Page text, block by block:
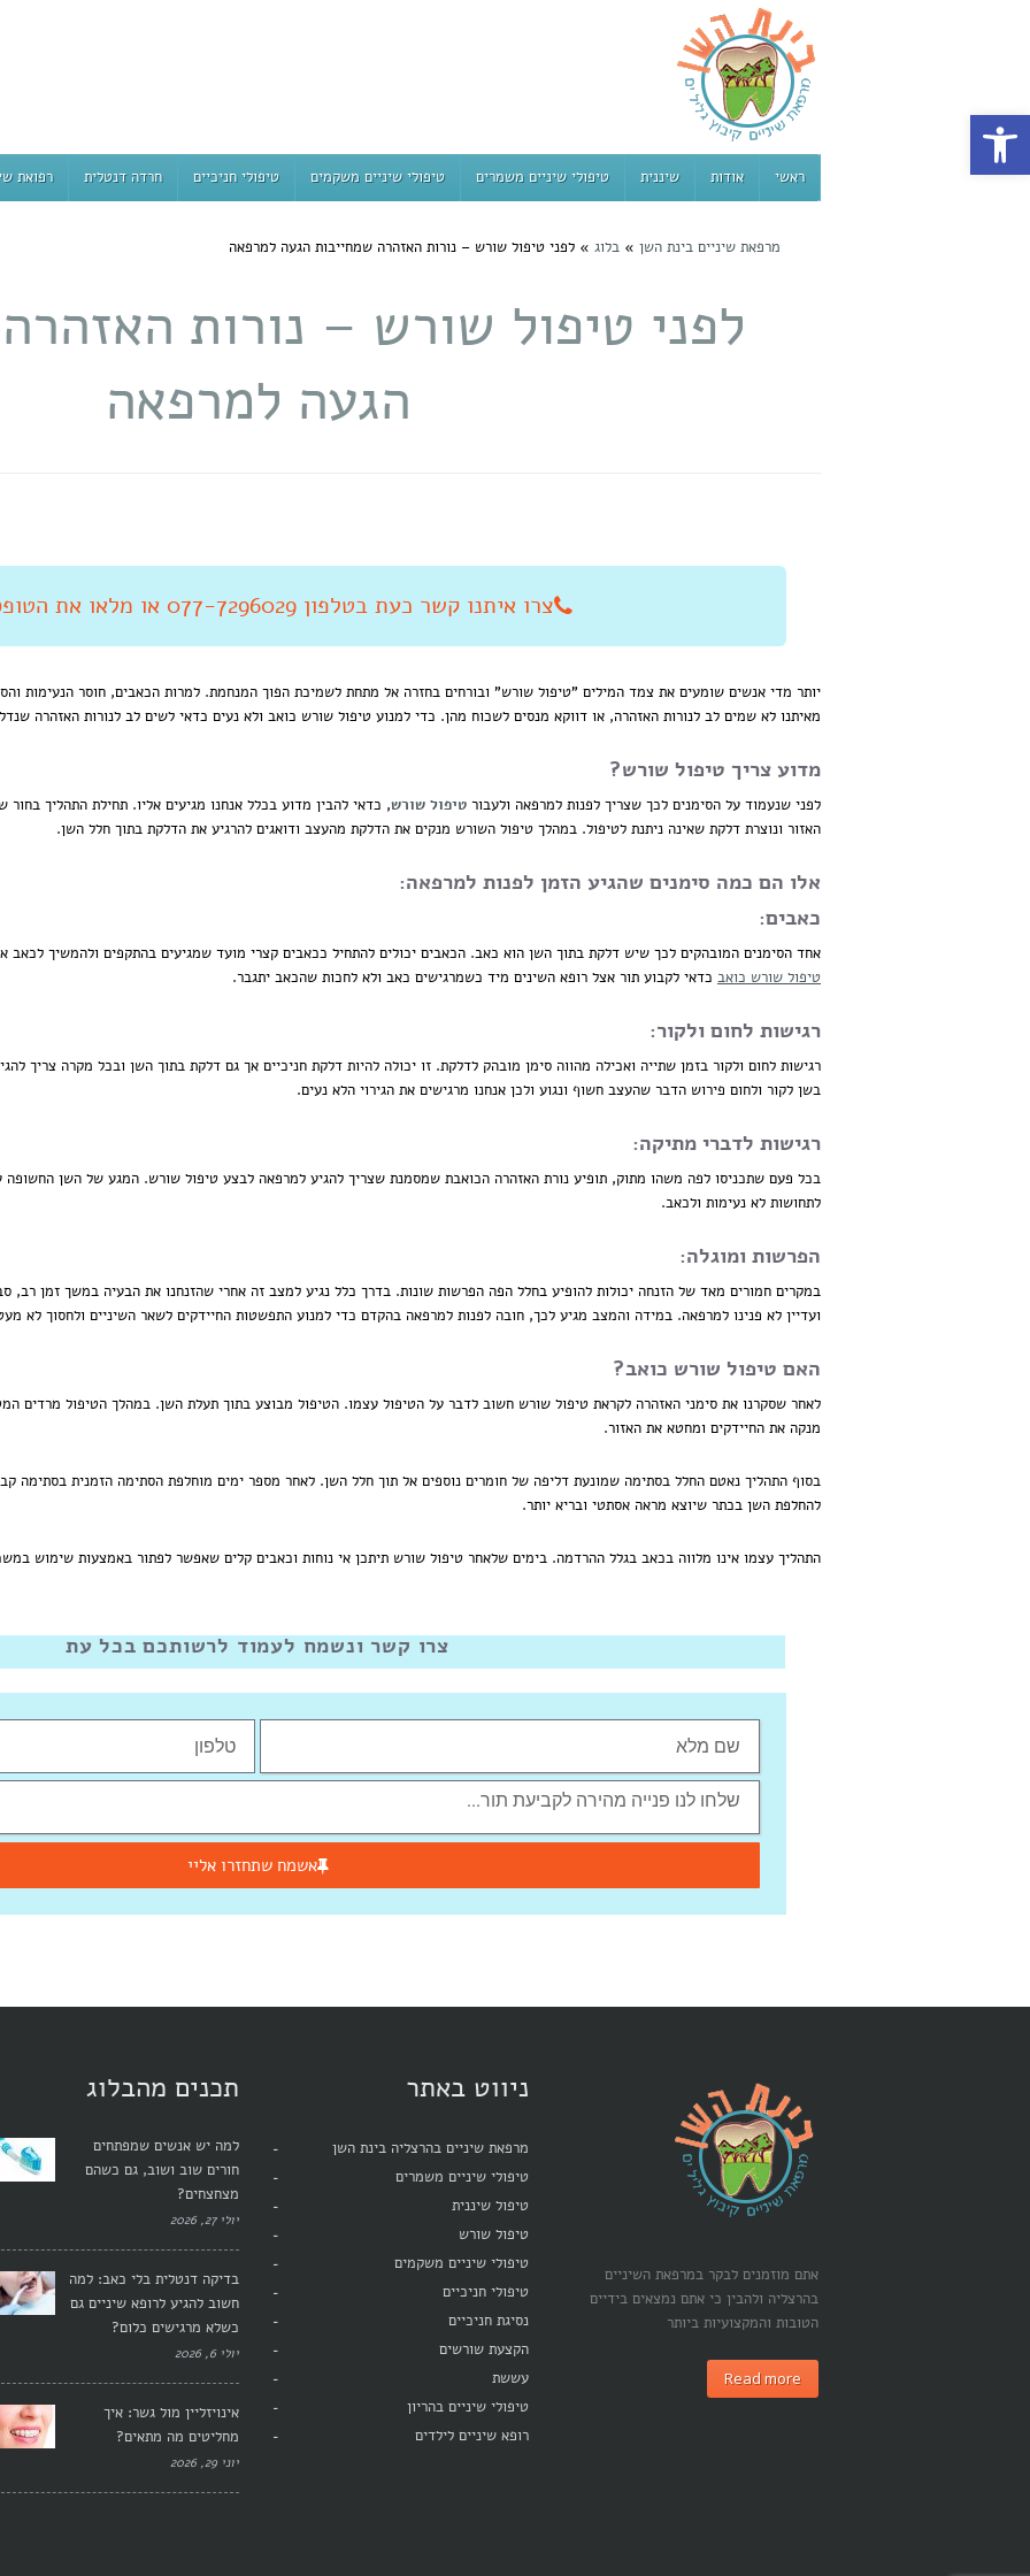
פתח סרגל נגישות
ראשי אודות שיננית טיפולי שיניים משמרים טיפולי שיניים משקמים טיפולי חניכיים חרדה דנטלית רפואת
מרפאת שיניים בינת השן » בלוג » לפני טיפול שורש – נורות האזהרה שמחייבות הגעה למרפאה
לפני טיפול שורש – נורות
הגעה למרפאה
צרו איתנו קשר כעת בטלפון 077-7296029 או מלאו את הטופס מטה
יותר מדי אנשים שומעים את צמד המילים "טיפול שורש" ובורחים בחזרה אל מתחת לשמיכת הפוך המנחמת. למרות הכאבים, חוסר הנעימות
מאיתנו לא שמים לב לנורות האזהרה, או דווקא מנסים לשכוח מהן. כדי למנוע טיפול שורש כואב ולא נעים כדאי לשים לב לנורות האזהרה
מדוע צריך טיפול שורש?
לפני שנעמוד על הסימנים לכך שצריך לפנות למרפאה ולעבור טיפול שורש, כדאי להבין מדוע בכלל אנחנו מגיעים אליו. תחילת התהליך
האזור ונוצרת דלקת שאינה ניתנת לטיפול. במהלך טיפול השורש מנקים את הדלקת מהעצב ודואגים להרגיע את הדלקת בתוך חלל השן.
אלו הם כמה סימנים שהגיע הזמן לפנות למרפאה:
כאבים:
אחד הסימנים המובהקים לכך שיש דלקת בתוך השן הוא כאב. הכאבים יכולים להתחיל ככאבים קצרי מועד שמגיעים בהתקפים ולהמשיך
טיפול שורש כואב כדאי לקבוע תור אצל רופא השינים מיד כשמרגישים כאב ולא לחכות שהכאב יתגבר.
רגישות לחום ולקור:
רגישות לחום ולקור בזמן שתייה ואכילה מהווה סימן מובהק לדלקת. זו יכולה להיות דלקת חניכיים אך גם דלקת בתוך השן ובכל מקרה צריך
בשן לקור ולחום פירוש הדבר שהעצב חשוף ונגוע ולכן אנחנו מרגישים את הגירוי הלא נעים.
רגישות לדברי מתיקה:
בכל פעם שתכניסו לפה משהו מתוק, תופיע נורת האזהרה הכואבת שמסמנת שצריך להגיע למרפאה לבצע טיפול שורש. המגע של השן החשופה
לתחושות לא נעימות ולכאב.
הפרשות ומוגלה:
במקרים חמורים מאד של הזנחה יכולות להופיע בחלל הפה הפרשות שונות. בדרך כלל נגיע למצב זה אחרי שהזנחנו את הבעיה במשך זמן רב,
ועדיין לא פנינו למרפאה. במידה והמצב מגיע לכך, חובה לפנות למרפאה בהקדם כדי למנוע התפשטות החיידקים לשאר השיניים ולחסוך לא
האם טיפול שורש כואב?
לאחר שסקרנו את סימני האזהרה לקראת טיפול שורש חשוב לדבר על הטיפול עצמו. הטיפול מבוצע בתוך תעלת השן. במהלך הטיפול מרדים
מנקה את החיידקים ומחטא את האזור.
בסוף התהליך נאטם החלל בסתימה שמונעת דליפה של חומרים נוספים אל תוך חלל השן. לאחר מספר ימים מוחלפת הסתימה הזמנית בסתימה
להחלפת השן בכתר שיוצא מראה אסתטי ובריא יותר.
התהליך עצמו אינו מלווה בכאב בגלל ההרדמה. בימים שלאחר טיפול שורש תיתכן אי נוחות וכאבים קלים שאפשר לפתור באמצעות שימוש
צרו קשר ונשמח לעמוד לרשותכם בכל עת
אשמח שתחזרו אליי
תכנים מהבלוג
למה יש אנשים שמפתחים
חורים שוב ושוב, גם כשהם
מצחצחים?
יולי 27, 2026
בדיקה דנטלית בלי כאב: למה
חשוב להגיע לרופא שיניים גם
כשלא מרגישים כלום?
יולי 6, 2026
אינויזליין מול גשר: איך
מחליטים מה מתאים?
יוני 29, 2026
ניווט באתר
מרפאת שיניים בהרצליה בינת השן
טיפולי שיניים משמרים
טיפול שיננית
טיפול שורש
טיפולי שיניים משקמים
טיפולי חניכיים
נסיגת חניכיים
הקצעת שורשים
עששת
טיפולי שיניים בהריון
רופא שיניים לילדים
אתם מוזמנים לבקר במרפאת השיניים
בהרצליה ולהבין כי אתם נמצאים בידיים
הטובות והמקצועיות ביותר
Read more